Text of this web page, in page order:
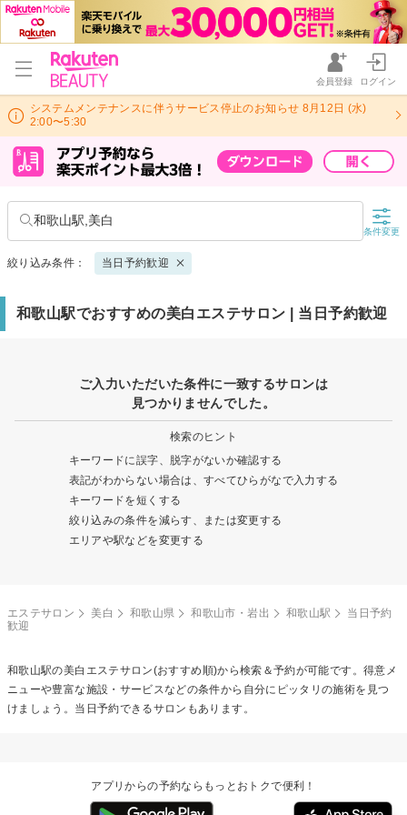
会員登録 ログイン
システムメンテナンスに伴うサービス停止のお知らせ 8月12日 (水)
2:00〜5:30
和歌山駅,美白
条件変更
絞り込み条件： 当日予約歓迎
和歌山駅でおすすめの美白エステサロン | 当日予約歓迎
ご入力いただいた条件に一致するサロンは
見つかりませんでした。
検索のヒント
キーワードに誤字、脱字がないか確認する
表記がわからない場合は、すべてひらがなで入力する
キーワードを短くする
絞り込みの条件を減らす、または変更する
エリアや駅などを変更する
エステサロン 美白 和歌山県 和歌山市・岩出 和歌山駅
当日予約
歓迎
和歌山駅の美白エステサロン(おすすめ順)から検索＆予約が可能です。得意メ
ニューや豊富な施設・サービスなどの条件から自分にピッタリの施術を見つ
けましょう。当日予約できるサロンもあります。
アプリからの予約ならもっとおトクで便利！